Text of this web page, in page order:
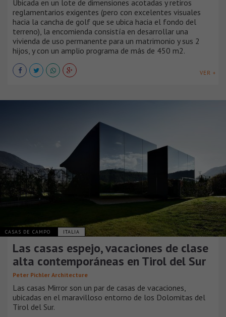
Ubicada en un lote de dimensiones acotadas y retiros
reglamentarios exigentes (pero con excelentes visuales
hacia la cancha de golf que se ubica hacia el fondo del
terreno), la encomienda consistía en desarrollar una
vivienda de uso permanente para un matrimonio y sus 2
hijos, y con un amplio programa de más de 450 m2.
VER +
CASAS DE CAMPO ITALIA
Las casas espejo, vacaciones de clase
alta contemporáneas en Tirol del Sur
Peter Pichler Architecture
Las casas Mirror son un par de casas de vacaciones,
ubicadas en el maravilloso entorno de los Dolomitas del
Tirol del Sur.